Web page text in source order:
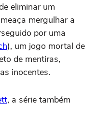
eliminar um
mergulhar a
por uma
), um jogo mortal de
de mentiras,
inocentes.
, a série também